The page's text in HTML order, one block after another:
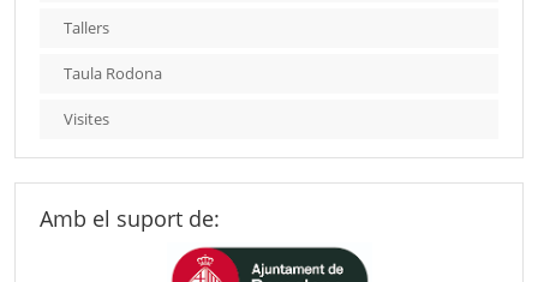
Tallers
Taula Rodona
Visites
Amb el suport de: